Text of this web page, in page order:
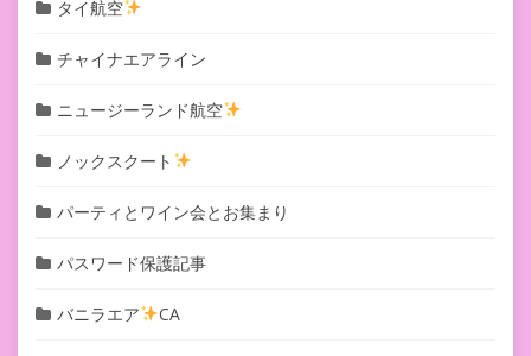
タイ航空
チャイナエアライン
ニュージーランド航空
ノックスクート
パーティとワイン会とお集まり
パスワード保護記事
バニラエア CA